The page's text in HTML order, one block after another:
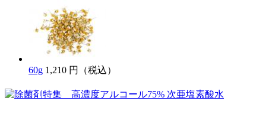
60g 1,210 円（税込）